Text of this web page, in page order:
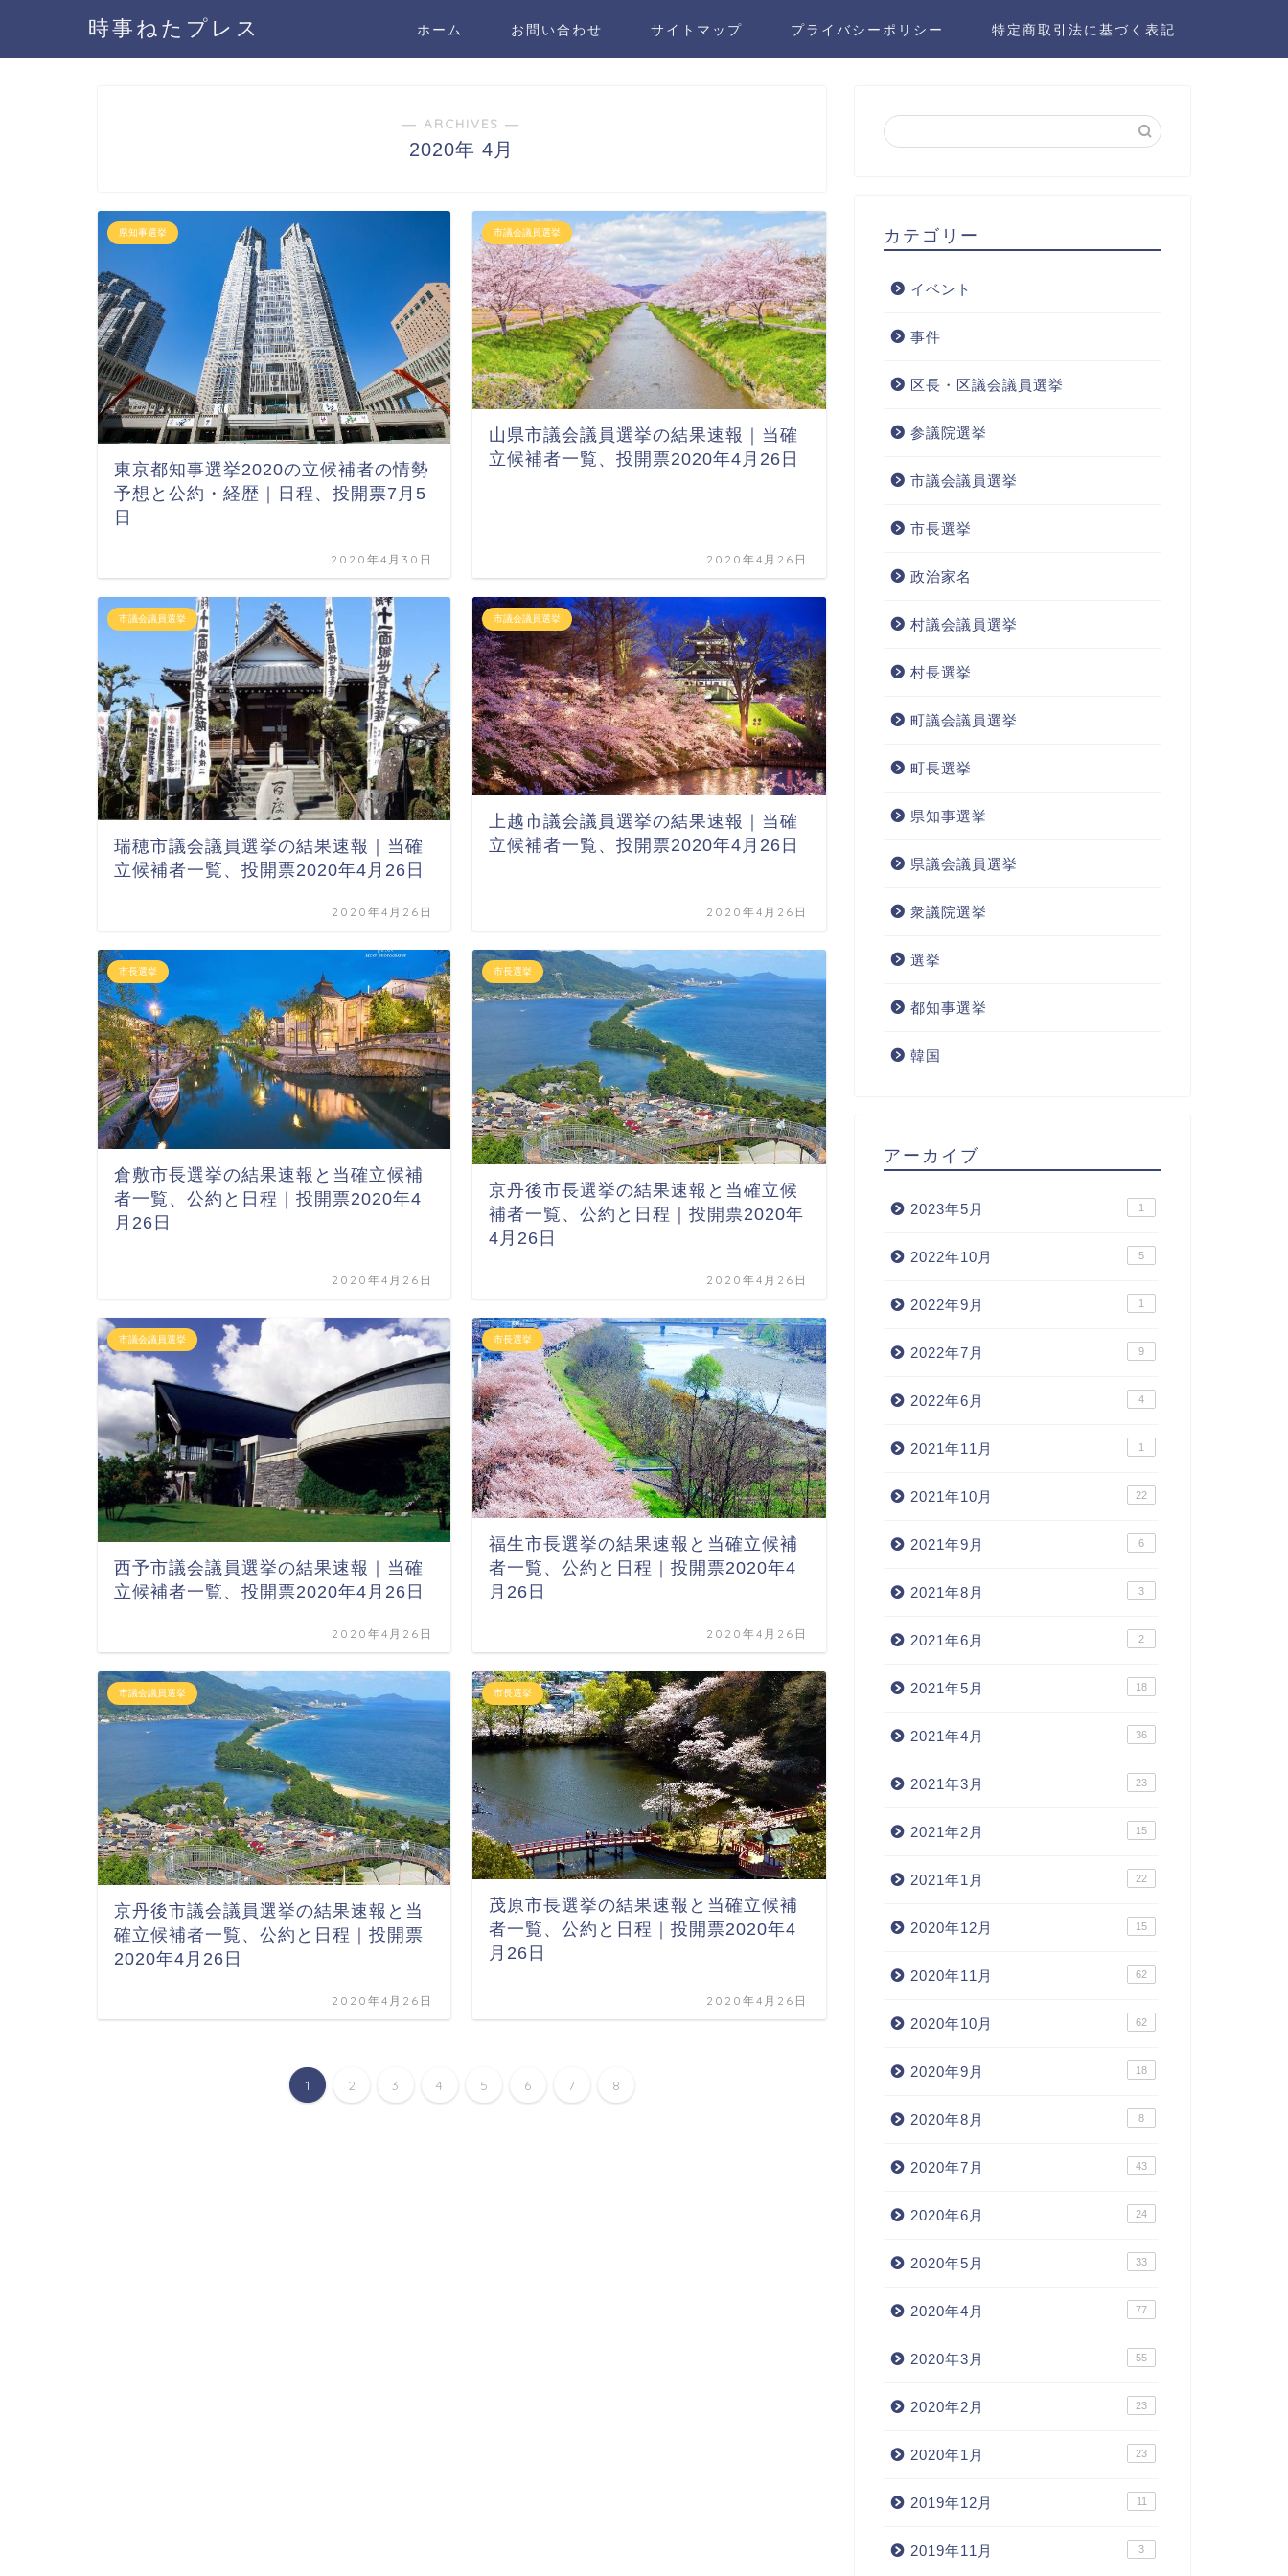
時事ねたプレス ホーム お問い合わせ サイトマップ プライバシーポリシー 特定商取引法に基づく表記
― ARCHIVES ―
2020年 4月
県知事選挙
東京都知事選挙2020の立候補者の情勢
予想と公約・経歴｜日程、投開票7月5
日
2020年4月30日
市議会議員選挙
山県市議会議員選挙の結果速報｜当確
立候補者一覧、投開票2020年4月26日
2020年4月26日
市議会議員選挙
瑞穂市議会議員選挙の結果速報｜当確
立候補者一覧、投開票2020年4月26日
2020年4月26日
市議会議員選挙
上越市議会議員選挙の結果速報｜当確
立候補者一覧、投開票2020年4月26日
2020年4月26日
市長選挙
倉敷市長選挙の結果速報と当確立候補
者一覧、公約と日程｜投開票2020年4
月26日
2020年4月26日
市長選挙
京丹後市長選挙の結果速報と当確立候
補者一覧、公約と日程｜投開票2020年
4月26日
2020年4月26日
市議会議員選挙
西予市議会議員選挙の結果速報｜当確
立候補者一覧、投開票2020年4月26日
2020年4月26日
市長選挙
福生市長選挙の結果速報と当確立候補
者一覧、公約と日程｜投開票2020年4
月26日
2020年4月26日
市議会議員選挙
京丹後市議会議員選挙の結果速報と当
確立候補者一覧、公約と日程｜投開票
2020年4月26日
2020年4月26日
市長選挙
茂原市長選挙の結果速報と当確立候補
者一覧、公約と日程｜投開票2020年4
月26日
2020年4月26日
1 2 3 4 5 6 7 8
カテゴリー
イベント
事件
区長・区議会議員選挙
参議院選挙
市議会議員選挙
市長選挙
政治家名
村議会議員選挙
村長選挙
町議会議員選挙
町長選挙
県知事選挙
県議会議員選挙
衆議院選挙
選挙
都知事選挙
韓国
アーカイブ
2023年5月 1
2022年10月 5
2022年9月 1
2022年7月 9
2022年6月 4
2021年11月 1
2021年10月 22
2021年9月 6
2021年8月 3
2021年6月 2
2021年5月 18
2021年4月 36
2021年3月 23
2021年2月 15
2021年1月 22
2020年12月 15
2020年11月 62
2020年10月 62
2020年9月 18
2020年8月 8
2020年7月 43
2020年6月 24
2020年5月 33
2020年4月 77
2020年3月 55
2020年2月 23
2020年1月 23
2019年12月 11
2019年11月 3